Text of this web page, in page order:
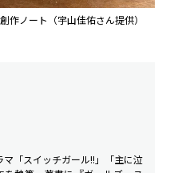
作ノート（宇山佳佑さん提供）
「スイッチガール!!」「主に泣